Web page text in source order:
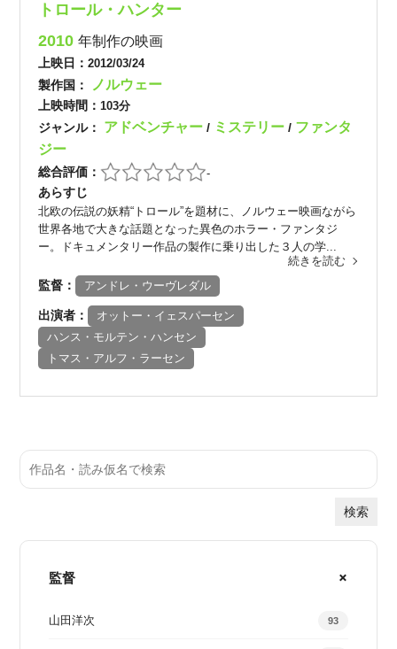
トロール・ハンター
2010年制作の映画
上映日：2012/03/24
製作国： ノルウェー
上映時間： 103分
ジャンル： アドベンチャー/ ミステリー/ ファンタ
ジー
総合評価： -
あらすじ
北欧の伝説の妖精“トロール”を題材に、ノルウェー映画ながら
世界各地で大きな話題となった異色のホラー・ファンタジ
ー。ドキュメンタリー作品の製作に乗り出した３人の学...
続きを読む
監督： アンドレ・ウーヴレダル
出演者：
オットー・イェスパーセン
ハンス・モルテン・ハンセン
トマス・アルフ・ラーセン
検索
監督
山田洋次 93